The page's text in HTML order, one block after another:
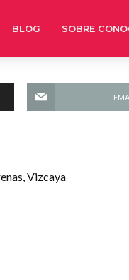
BLOG SOBRE
Vizcaya